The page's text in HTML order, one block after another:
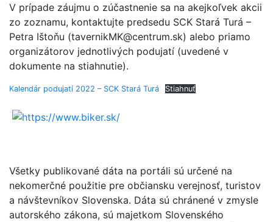
V prípade záujmu o zúčastnenie sa na akejkoľvek akcii
zo zoznamu, kontaktujte predsedu SCK Stará Turá –
Petra Ištoňu (tavernikMK@centrum.sk) alebo priamo
organizátorov jednotlivých podujatí (uvedené v
dokumente na stiahnutie).
Kalendár podujatí 2022 – SCK Stará Turá Stiahnuť
Všetky publikované dáta na portáli sú určené na
nekomerčné použitie pre občiansku verejnosť, turistov
a návštevníkov Slovenska. Dáta sú chránené v zmysle
autorského zákona, sú majetkom Slovenského